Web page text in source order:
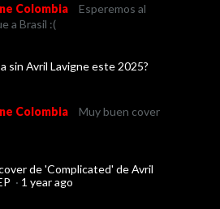
Colombia
Esperemos al
a Brasil :(
sin Avril Lavigne este 2025?
Colombia Muy buen cover
de 'Complicated' de Avril
· 1 year ago